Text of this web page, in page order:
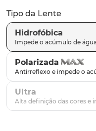
Tipo da Lente
Hidrofóbica
Polarizada
Ultra